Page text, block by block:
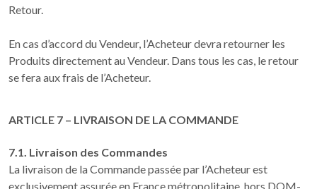
Retour.
En cas d’accord du Vendeur, l’Acheteur devra retourner les
Produits directement au Vendeur. Dans tous les cas, le retour
se fera aux frais de l’Acheteur.
ARTICLE 7 – LIVRAISON DE LA COMMANDE
7.1. Livraison des Commandes
La livraison de la Commande passée par l’Acheteur est
exclusivement assurée en France métropolitaine, hors DOM-